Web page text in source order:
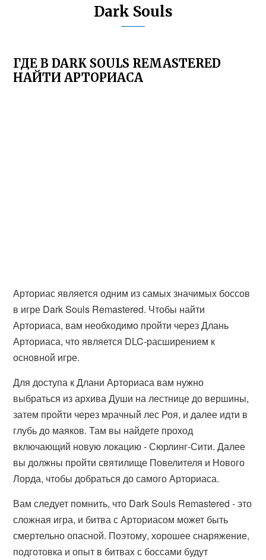
Dark Souls
ГДЕ В DARK SOULS REMASTERED
НАЙТИ АРТОРИАСА
Арториас является одним из самых значимых боссов
в игре Dark Souls Remastered. Чтобы найти
Арториаса, вам необходимо пройти через Длань
Арториаса, что является DLC-расширением к
основной игре.
Для доступа к Длани Арториаса вам нужно
выбраться из архива Души на лестнице до вершины,
затем пройти через мрачный лес Роя, и далее идти в
глубь до маяков. Там вы найдете проход
включающий новую локацию - Сюрлинг-Сити. Далее
вы должны пройти святилище Повелителя и Нового
Лорда, чтобы добраться до самого Арториаса.
Вам следует помнить, что Dark Souls Remastered - это
сложная игра, и битва с Арториасом может быть
смертельно опасной. Поэтому, хорошее снаряжение,
подготовка и опыт в битвах с боссами будут